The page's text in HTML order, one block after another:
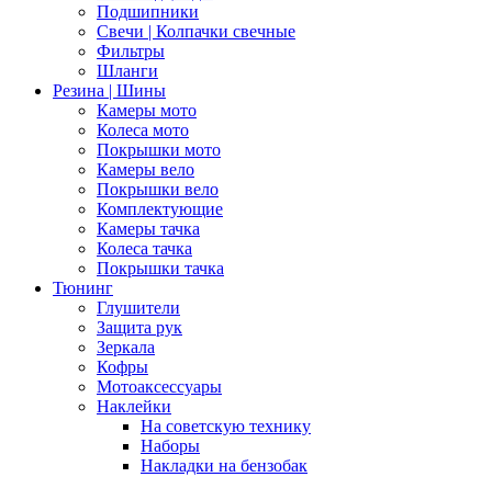
Подшипники
Свечи | Колпачки свечные
Фильтры
Шланги
Резина | Шины
Камеры мото
Колеса мото
Покрышки мото
Камеры вело
Покрышки вело
Комплектующие
Камеры тачка
Колеса тачка
Покрышки тачка
Тюнинг
Глушители
Защита рук
Зеркала
Кофры
Мотоаксессуары
Наклейки
На советскую технику
Наборы
Накладки на бензобак